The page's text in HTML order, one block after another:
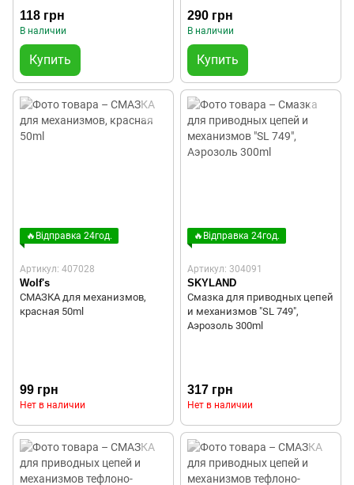
118 грн
В наличии
Купить
290 грн
В наличии
Купить
🔥Відправка 24год.
Артикул: 407028
Wolf's
СМАЗКА для механизмов,
красная 50ml
99 грн
Нет в наличии
🔥Відправка 24год.
Артикул: 304091
SKYLAND
Смазка для приводных цепей
и механизмов "SL 749",
Аэрозоль 300ml
317 грн
Нет в наличии